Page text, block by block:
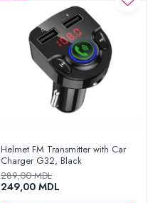
Helmet FM Transmitter with Car
Charger G32, Black
289,00 MDL
249,00 MDL